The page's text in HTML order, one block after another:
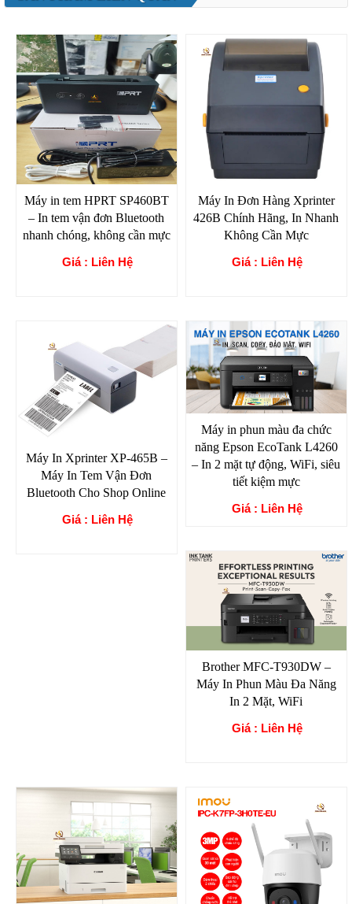
Máy in tem HPRT SP460BT
– In tem vận đơn Bluetooth
nhanh chóng, không cần mực
Giá : Liên Hệ
Máy In Đơn Hàng Xprinter
426B Chính Hãng, In Nhanh
Không Cần Mực
Giá : Liên Hệ
Máy In Xprinter XP-465B –
Máy In Tem Vận Đơn
Bluetooth Cho Shop Online
Giá : Liên Hệ
Máy in phun màu đa chức
năng Epson EcoTank L4260
– In 2 mặt tự động, WiFi, siêu
tiết kiệm mực
Giá : Liên Hệ
Brother MFC-T930DW –
Máy In Phun Màu Đa Năng
In 2 Mặt, WiFi
Giá : Liên Hệ